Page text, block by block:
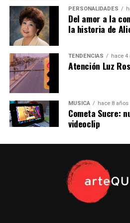
Threads Pinterest
artista.
Sam como el inspector Campbell
Posterior al tratamiento el actor
abril, se hizo un escaneo y ahora
cáncer. Un aspecto interesante
sobrellevar su enfermedad
PERSONALIDADES
Del amor a la
la historia de
TENDENCIAS hace 4
Atención Luz
MÚSICA hace 8 años
Cometa Sucre:
videoclip